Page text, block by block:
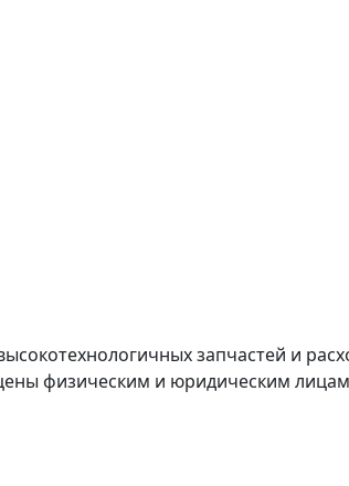
запчастей и
физическим и юридическим